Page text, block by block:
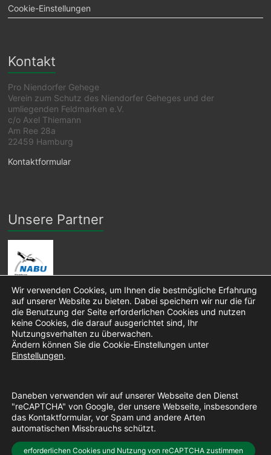
Cookie-Einstellungen
Kontakt
Pro Niendorfer Gehege
Verein zum Schutz des Niendorfer Geheges und der
umliegenden Feldmarken e.V.
c/o Axel Thiemann
Am Ree 28a
22459 Hamburg
Kontaktformular
Unsere Partner
Copyright © 2026 Pro Niendorfer Gehege e. V. • Layout:
Wir verwenden Cookies, um Ihnen die bestmögliche Erfahrung
auf unserer Website zu bieten. Dabei speichern wir nur die für
die Benutzung der Seite erforderlichen Cookies und nutzen
keine Cookies, die darauf ausgerichtet sind, Ihr
Nutzungsverhalten zu überwachen.
Ändern können Sie die Cookie-Einstellungen unter
Einstellungen.
Daneben verwenden wir auf unserer Webseite den Dienst
"reCAPTCHA" von Google, der unsere Webseite, insbesondere
das Kontaktformular, vor Spam und andere Arten
automatischen Missbrauchs schützt.
erforderlichen Cookies und Nutzung von reCAPTCHA zustimmen